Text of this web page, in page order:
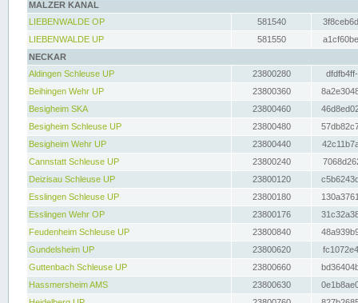
MALZER KANAL
LIEBENWALDE OP
581540
LIEBENWALDE UP
581550
NECKAR
Aldingen Schleuse UP
23800280
Beihingen Wehr UP
23800360
Besigheim SKA
23800460
Besigheim Schleuse UP
23800480
Besigheim Wehr UP
23800440
Cannstatt Schleuse UP
23800240
Deizisau Schleuse UP
23800120
Esslingen Schleuse UP
23800180
Esslingen Wehr OP
23800176
Feudenheim Schleuse UP
23800840
Gundelsheim UP
23800620
Guttenbach Schleuse UP
23800660
Hassmersheim AMS
23800630